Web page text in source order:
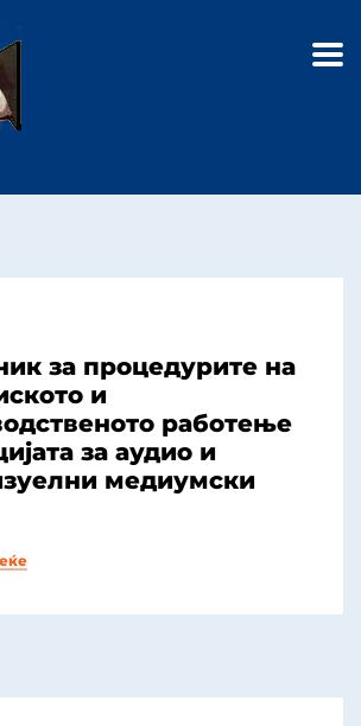
за процедурите на
и
работење
за аудио и
медиумски